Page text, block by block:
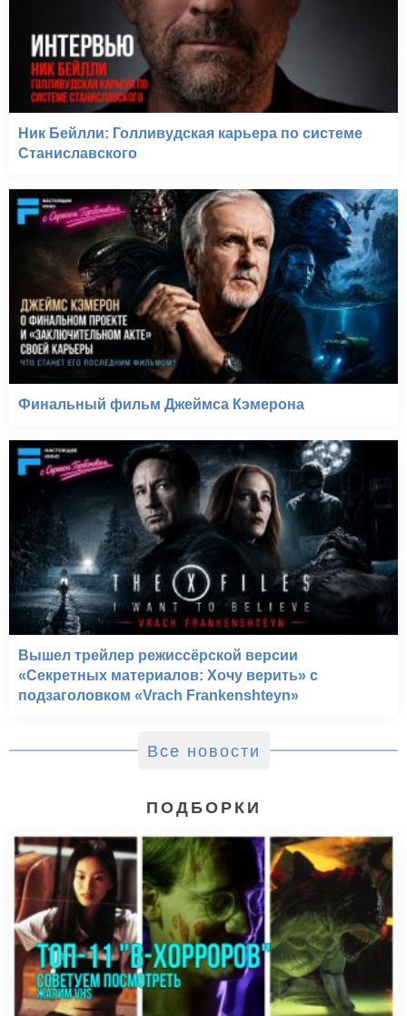
Ник Бейлли: Голливудская карьера по системе
Станиславского
Финальный фильм Джеймса Кэмерона
Вышел трейлер режиссёрской версии
«Секретных материалов: Хочу верить» с
подзаголовком «Vrach Frankenshteyn»
Все новости
ПОДБОРКИ